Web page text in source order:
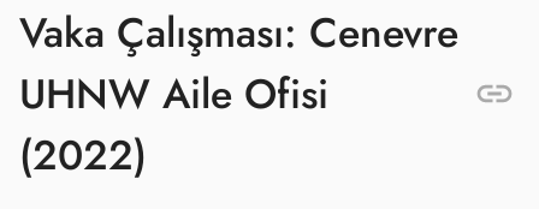
Vaka Çalışması: Cenevre
UHNW Aile Ofisi
(2022)